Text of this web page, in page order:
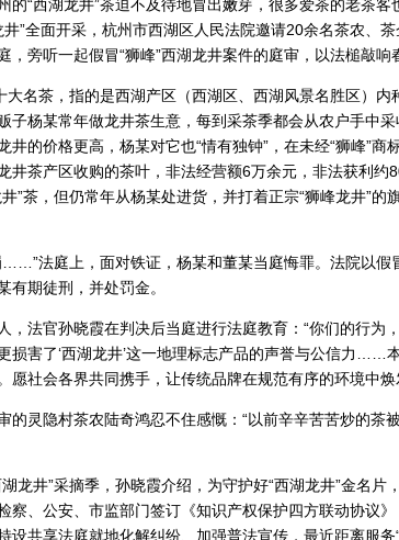
的“西湖龙井”茶迫不及待地冒出嫩芽，很多爱茶的老茶客
井”全面开采，杭州市西湖区人民法院邀请20余名茶农、
，旁听一起假冒“狮峰”西湖龙井案件的庭审，以法槌敲响
大名茶，指的是西湖产区（西湖区、西湖风景名胜区）内
子杨某常年做龙井茶生意，每到采茶季都会从农户手中
井的价格更高，杨某对它也“情有独钟”，在未经“狮峰”商
井茶产区收购的茶叶，非法经营额6万余元，非法获利约
”茶，但仍常年从杨某处进货，并打着正宗“狮峰龙井”的
……”法庭上，面对铁证，杨某和董某当庭悔罪。法院以假
有期徒刑，并处罚金。
，法官孙晓霞在判决后当庭进行法庭教育：“你们的行为
损害了‘西湖龙井’这一地理标志产品的声誉与公信力……
愿社会各界共同携手，让传统品牌在规范有序的环境中焕
的灵隐村茶农陆奇鸿忍不住感慨：“以前辛辛苦苦炒的茶
龙井”采摘季，孙晓霞介绍，为守护好“西湖龙井”金名
察、公安、市监部门签订《知识产权保护四方联动协议
设共享法庭就地化解纠纷、加强普法宣传，最近距离服务“